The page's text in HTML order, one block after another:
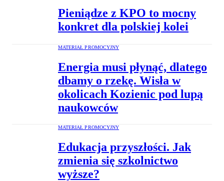
Pieniądze z KPO to mocny
konkret dla polskiej kolei
MATERIAŁ PROMOCYJNY
Energia musi płynąć, dlatego
dbamy o rzekę. Wisła w
okolicach Kozienic pod lupą
naukowców
MATERIAŁ PROMOCYJNY
Edukacja przyszłości. Jak
zmienia się szkolnictwo
wyższe?